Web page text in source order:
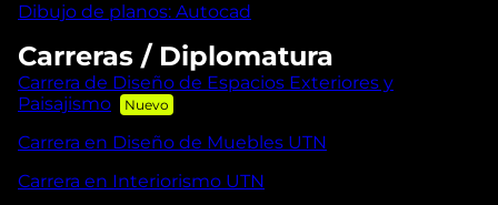
Dibujo de planos: Autocad
Carreras / Diplomatura
Carrera de Diseño de Espacios Exteriores y
Paisajismo
Carrera en Diseño de Muebles UTN
Carrera en Interiorismo UTN